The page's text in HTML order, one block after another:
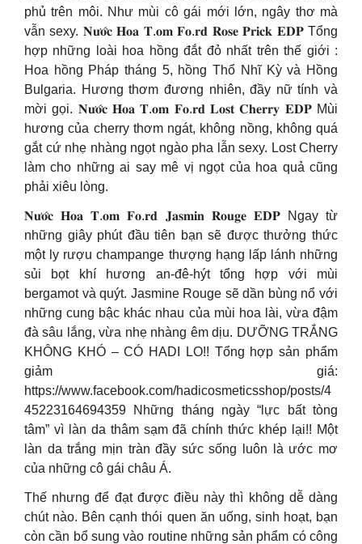
phủ trên môi. Như mùi cô gái mới lớn, ngây thơ mà
vẫn sexy. 𝐍𝐮̛𝐨̛́𝐜 𝐇𝐨𝐚 𝐓.𝐨𝐦 𝐅𝐨.𝐫𝐝 𝐑𝐨𝐬𝐞 𝐏𝐫𝐢𝐜𝐤 𝐄𝐃𝐏 Tổng
hợp những loài hoa hồng đắt đỏ nhất trên thế giới :
Hoa hồng Pháp tháng 5, hồng Thổ Nhĩ Kỳ và Hồng
Bulgaria. Hương thơm đương nhiên, đầy nữ tính và
mời gọi. 𝐍𝐮̛𝐨̛́𝐜 𝐇𝐨𝐚 𝐓.𝐨𝐦 𝐅𝐨.𝐫𝐝 𝐋𝐨𝐬𝐭 𝐂𝐡𝐞𝐫𝐫𝐲 𝐄𝐃𝐏 Mùi
hương của cherry thơm ngát, không nồng, không quá
gắt cứ nhẹ nhàng ngọt ngào pha lẫn sexy. Lost Cherry
làm cho những ai say mê vị ngọt của hoa quả cũng
phải xiêu lòng.
𝐍𝐮̛𝐨̛́𝐜 𝐇𝐨𝐚 𝐓.𝐨𝐦 𝐅𝐨.𝐫𝐝 𝐉𝐚𝐬𝐦𝐢𝐧 𝐑𝐨𝐮𝐠𝐞 𝐄𝐃𝐏 Ngay từ
những giây phút đầu tiên bạn sẽ được thưởng thức
một ly rượu champange thượng hạng lấp lánh những
sủi bọt khí hương an-đê-hýt tổng hợp với mùi
bergamot và quýt. Jasmine Rouge sẽ dần bùng nổ với
những cung bậc khác nhau của mùi hoa lài, vừa đậm
đà sâu lắng, vừa nhẹ nhàng êm dịu. DƯỠNG TRẮNG
KHÔNG KHÓ – CÓ HADI LO!! Tổng hợp sản phẩm
giảm giá:
https://www.facebook.com/hadicosmeticsshop/posts/4
45223164694359 Những tháng ngày “lực bất tòng
tâm” vì làn da thâm sạm đã chính thức khép lại!! Một
làn da trắng mịn tràn đầy sức sống luôn là ước mơ
của những cô gái châu Á.
Thế nhưng để đạt được điều này thì không dễ dàng
chút nào. Bên cạnh thói quen ăn uống, sinh hoạt, bạn
còn cần bổ sung vào routine những sản phẩm có công